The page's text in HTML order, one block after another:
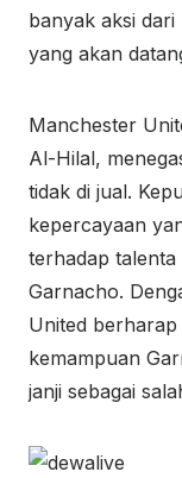
banyak aksi dari
yang akan
Manchester
Al-Hilal,
tidak di jual.
kepercayaan
terhadap
Garnacho.
United
kemampuan
janji sebagai